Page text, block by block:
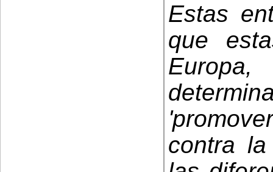
Estas
que
contra